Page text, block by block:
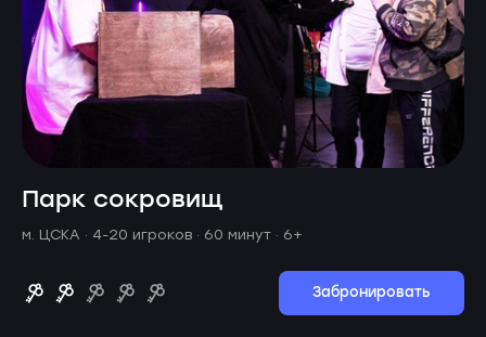
Парк сокровищ
м. ЦСКА · 4-20 игроков · 60 минут · 6+
Забронировать